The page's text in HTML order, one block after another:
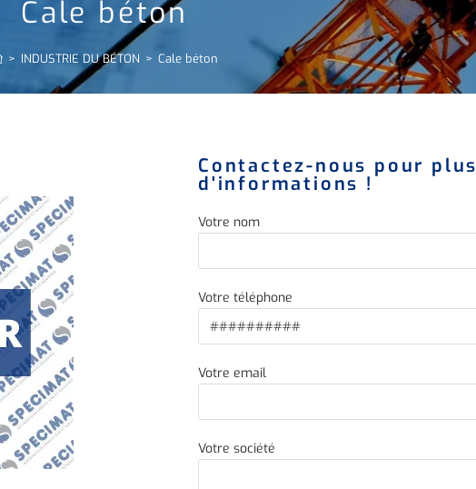
Cale béton
> INDUSTRIE DU BÉTON > Cale béton
Contactez-nous pour plus
d'informations !
Votre nom
Votre téléphone
Votre email
Votre société